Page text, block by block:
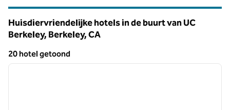
Huisdiervriendelijke hotels in de buurt van UC
Berkeley, Berkeley,CA
20 hotel getoond
20 hotel getoond
1 van 12